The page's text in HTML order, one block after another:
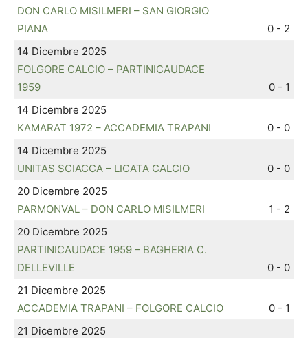
DON CARLO MISILMERI – SAN GIORGIO
PIANA
0 - 2
14 Dicembre 2025
FOLGORE CALCIO – PARTINICAUDACE
1959
0 - 1
14 Dicembre 2025
KAMARAT 1972 – ACCADEMIA TRAPANI
0 - 0
14 Dicembre 2025
UNITAS SCIACCA – LICATA CALCIO
0 - 0
20 Dicembre 2025
PARMONVAL – DON CARLO MISILMERI
1 - 2
20 Dicembre 2025
PARTINICAUDACE 1959 – BAGHERIA C.
DELLEVILLE
0 - 0
21 Dicembre 2025
ACCADEMIA TRAPANI – FOLGORE CALCIO
0 - 1
21 Dicembre 2025